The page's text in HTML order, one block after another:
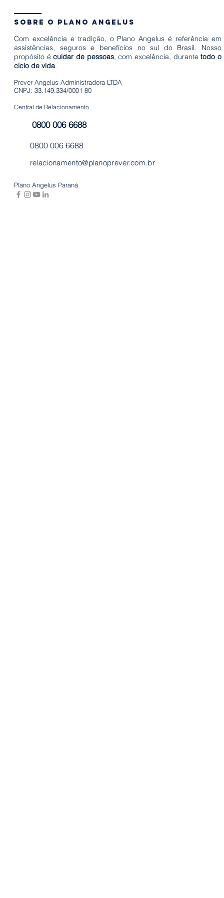
sobre o plano angelus
Com excelência e tradição, o Plano Angelus é referência em
assistências, seguros e benefícios no sul do Brasil. Nosso
propósito écuidar de pessoas, com excelência, durantetodo o
ciclo de vida.
Prever Angelus Administradora LTDA
CNPJ: 33.149.334/0001-80
Central de Relacionamento
0800 006 6688
0800 006 6688
relacionamento@planoprever.com.br
Plano Angelus Paraná